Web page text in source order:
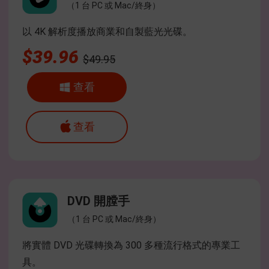
（1 台 PC 或 Mac/終身）
以 4K 解析度播放商業和自製藍光光碟。
$39.96 $49.95
查看
查看
DVD 開膛手
（1 台 PC 或 Mac/終身）
將實體 DVD 光碟轉換為 300 多種流行格式的專業工
具。